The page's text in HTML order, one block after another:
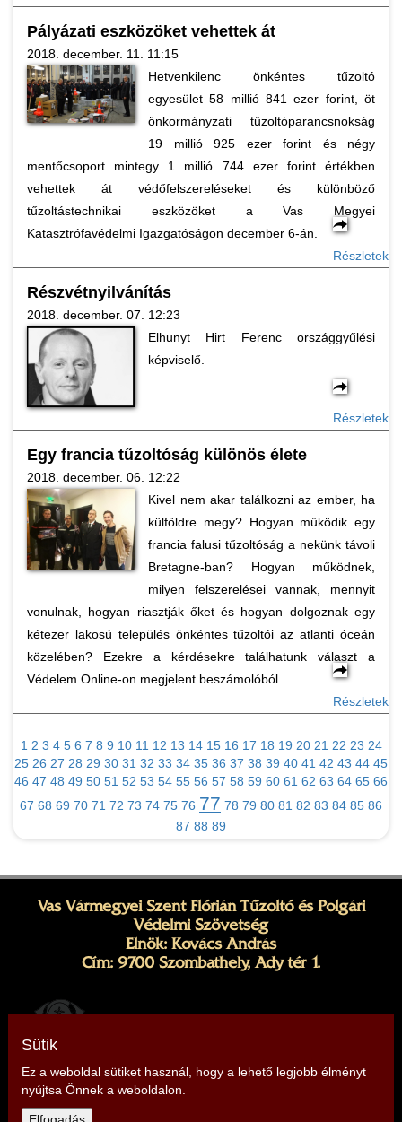
Pályázati eszközöket vehettek át
2018. december. 11. 11:15
Hetvenkilenc önkéntes tűzoltó
egyesület 58 millió 841 ezer forint, öt
önkormányzati tűzoltóparancsnokság
19 millió 925 ezer forint és négy
mentőcsoport mintegy 1 millió 744 ezer forint értékben
vehettek át védőfelszereléseket és különböző
tűzoltástechnikai eszközöket a Vas Megyei
Katasztrófavédelmi Igazgatóságon december 6-án.
Részletek
Részvétnyilvánítás
2018. december. 07. 12:23
Elhunyt Hirt Ferenc országgyűlési
képviselő.
Részletek
Egy francia tűzoltóság különös élete
2018. december. 06. 12:22
Kivel nem akar találkozni az ember, ha
külföldre megy? Hogyan működik egy
francia falusi tűzoltóság a nekünk távoli
Bretagne-ban? Hogyan működnek,
milyen felszerelései vannak, mennyit
vonulnak, hogyan riasztják őket és hogyan dolgoznak egy
kétezer lakosú település önkéntes tűzoltói az atlanti óceán
közelében? Ezekre a kérdésekre találhatunk választ a
Védelem Online-on megjelent beszámolóból.
Részletek
1 2 3 4 5 6 7 8 9 10 11 12 13 14 15 16 17 18 19 20 21 22 23 24
25 26 27 28 29 30 31 32 33 34 35 36 37 38 39 40 41 42 43 44 45
46 47 48 49 50 51 52 53 54 55 56 57 58 59 60 61 62 63 64 65 66
67 68 69 70 71 72 73 74 75 76 77 78 79 80 81 82 83 84 85 86
87 88 89
Vas Vármegyei Szent Flórián Tűzoltó és Polgári
Védelmi Szövetség
Elnök: Kovács András
Cím: 9700 Szombathely, Ady tér 1.
Telefon: +36 20 415 9206, +36 20 266 5011
Sütik
Ez a weboldal sütiket használ, hogy a lehető legjobb élményt
nyújtsa Önnek a weboldalon.